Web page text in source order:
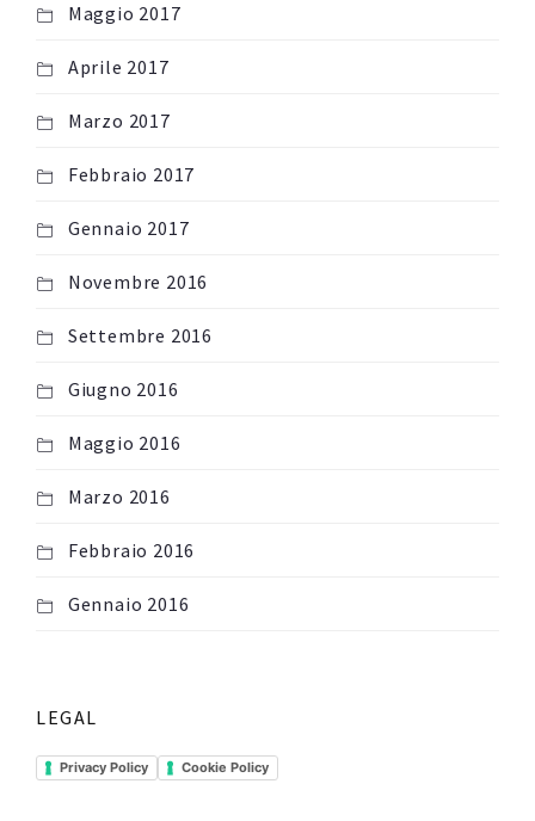
Maggio 2017
Aprile 2017
Marzo 2017
Febbraio 2017
Gennaio 2017
Novembre 2016
Settembre 2016
Giugno 2016
Maggio 2016
Marzo 2016
Febbraio 2016
Gennaio 2016
LEGAL
Privacy Policy Cookie Policy